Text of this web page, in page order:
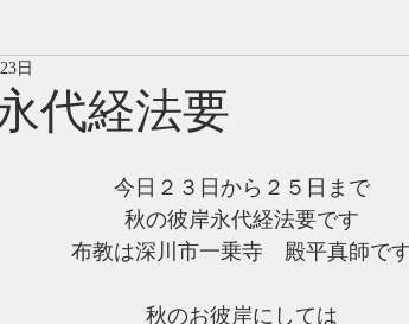
代経法要
日
今日２３日から２５日まで
秋の彼岸永代経法要です
布教は深川市一乗寺　殿平真師で
秋のお彼岸にしては